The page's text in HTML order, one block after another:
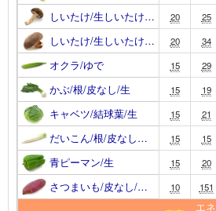
しいたけ/生しいたけ… 20 25
しいたけ/生しいたけ… 20 34
オクラ/ゆで 15 29
かぶ/根/皮なし/生 15 19
キャベツ/結球葉/生 15 21
だいこん/根/皮なし… 15 15
青ピーマン/生 15 20
さつまいも/皮なし/… 10 151
エネ